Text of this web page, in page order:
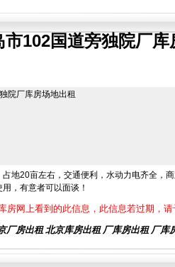
市102国道旁独院厂库
院厂库房场地出租
地20亩左右，交通便利，水动力电齐全，
，有意者可以面谈！
房网上看到的此信息，此信息若过期，
厂房出租 北京库房出租 厂库房出租 厂库